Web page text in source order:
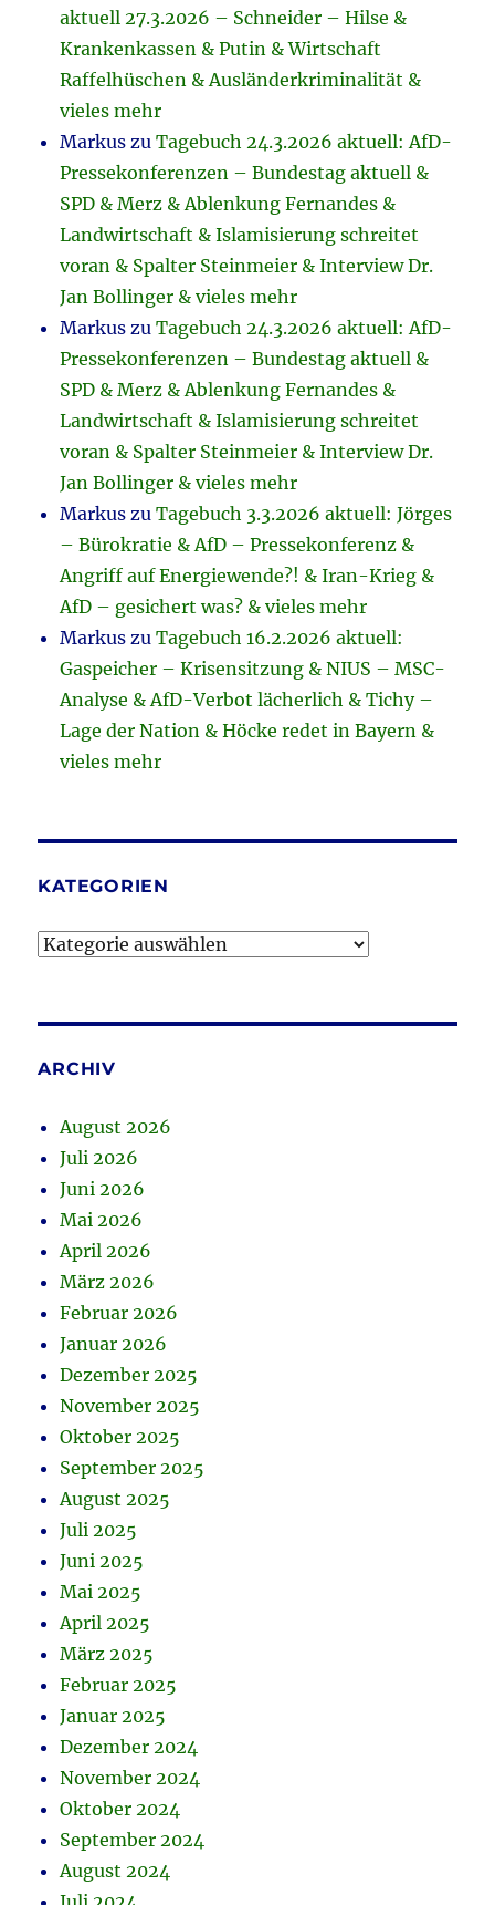
aktuell 27.3.2026 – Schneider – Hilse &
Krankenkassen & Putin & Wirtschaft
Raffelhüschen & Ausländerkriminalität &
vieles mehr
Markus zuTagebuch 24.3.2026 aktuell: AfD-
Pressekonferenzen – Bundestag aktuell &
SPD & Merz & Ablenkung Fernandes &
Landwirtschaft & Islamisierung schreitet
voran & Spalter Steinmeier & Interview Dr.
Jan Bollinger & vieles mehr
Markus zuTagebuch 24.3.2026 aktuell: AfD-
Pressekonferenzen – Bundestag aktuell &
SPD & Merz & Ablenkung Fernandes &
Landwirtschaft & Islamisierung schreitet
voran & Spalter Steinmeier & Interview Dr.
Jan Bollinger & vieles mehr
Markus zuTagebuch 3.3.2026 aktuell: Jörges
– Bürokratie & AfD – Pressekonferenz &
Angriff auf Energiewende?! & Iran-Krieg &
AfD – gesichert was? & vieles mehr
Markus zuTagebuch 16.2.2026 aktuell:
Gaspeicher – Krisensitzung & NIUS – MSC-
Analyse & AfD-Verbot lächerlich & Tichy –
Lage der Nation & Höcke redet in Bayern &
vieles mehr
KATEGORIEN
Kategorien
ARCHIV
August 2026
Juli 2026
Juni 2026
Mai 2026
April 2026
März 2026
Februar 2026
Januar 2026
Dezember 2025
November 2025
Oktober 2025
September 2025
August 2025
Juli 2025
Juni 2025
Mai 2025
April 2025
März 2025
Februar 2025
Januar 2025
Dezember 2024
November 2024
Oktober 2024
September 2024
August 2024